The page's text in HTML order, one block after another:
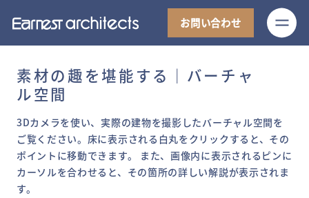
お問い合わせ
素材の趣を堪能する｜バーチャ
ル空間
3Dカメラを使い、実際の建物を撮影したバーチャル空間を
ご覧ください。床に表示される白丸をクリックすると、その
ポイントに移動できます。 また、画像内に表示されるピンに
カーソルを合わせると、その箇所の詳しい解説が表示されま
す。